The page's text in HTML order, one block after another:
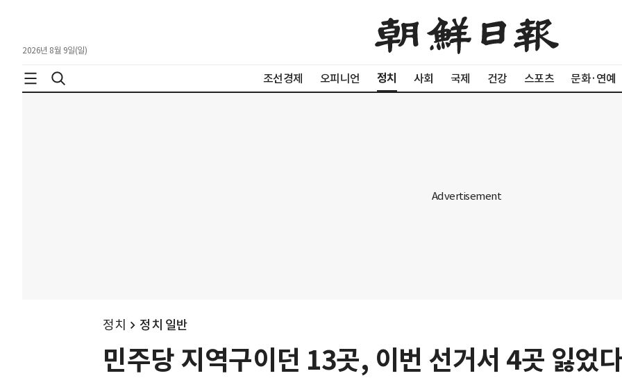
2026년 8월 9일(일)
조선경제 오피니언 정치 사회 국제 건강 스포츠 문화·연예
정치 정치 일반
민주당 지역구이던 13곳, 이번 선거서 4곳 잃었다